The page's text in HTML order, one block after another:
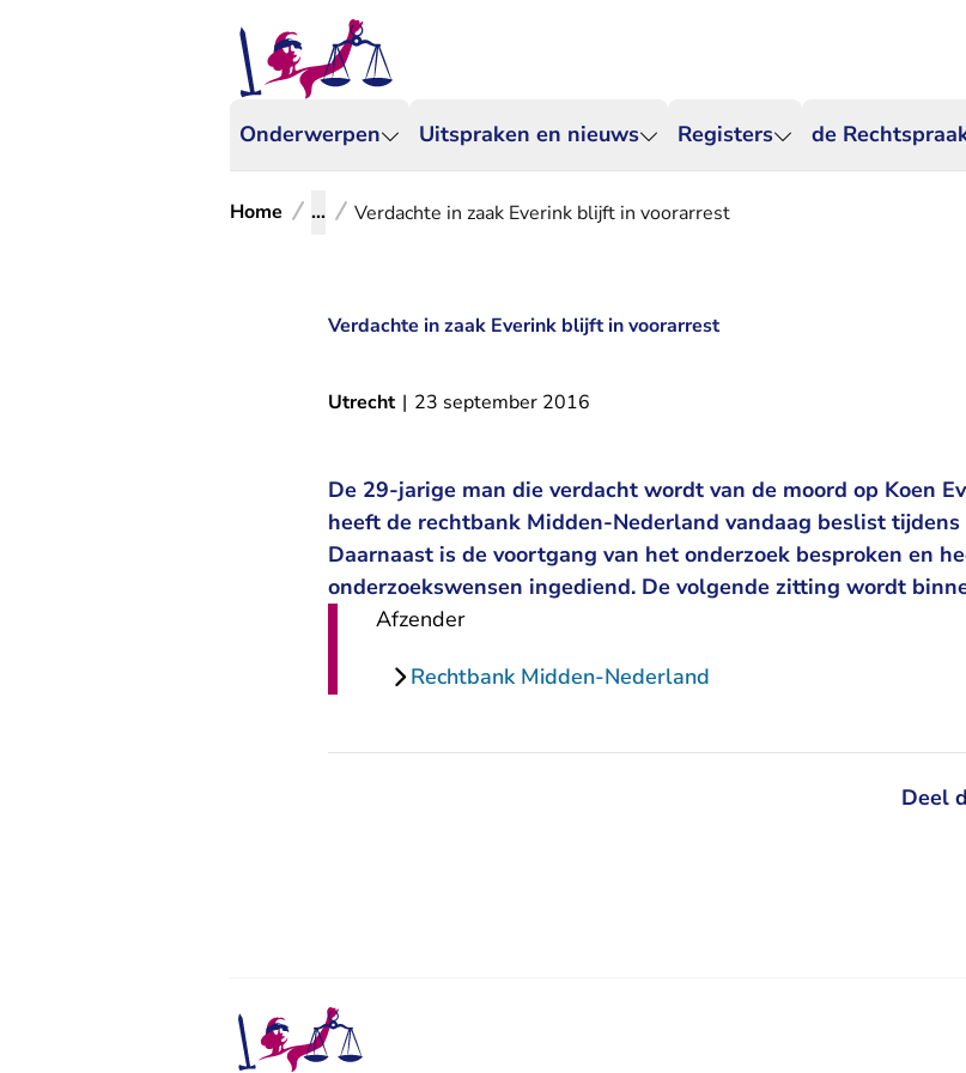
Onderwerpen Uitspraken en nieuws Registers de
Home ... Verdachte in zaak Everink blijft in voorarrest
Verdachte in zaak Everink blijft in voorarrest
Utrecht | 23 september 2016
De 29-jarige man die verdacht wordt van de moord op Koen
heeft de rechtbank Midden-Nederland vandaag beslist
Daarnaast is de voortgang van het onderzoek besproken en
onderzoekswensen ingediend. De volgende zitting wordt
Afzender
Rechtbank Midden-Nederland
Deel